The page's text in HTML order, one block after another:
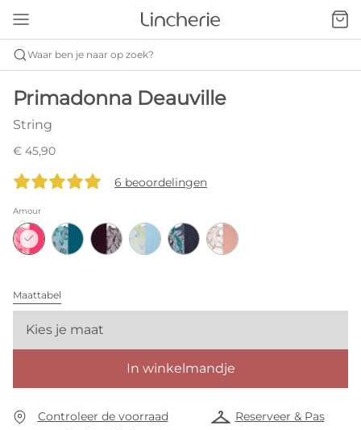
Waar ben je naar op zoek?
Primadonna Deauville
String
€ 45,90
6 beoordelingen
Amour
Maattabel
Kies je maat
In winkelmandje
Controleer de voorraad
Reserveer & Pas